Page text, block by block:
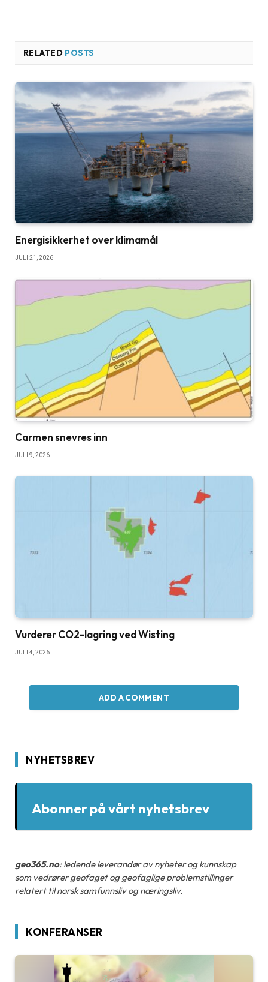
RELATED POSTS
Energisikkerhet over klimamål
JULI 21, 2026
Carmen snevres inn
JULI 9, 2026
Vurderer CO2-lagring ved Wisting
JULI 4, 2026
ADD A COMMENT
NYHETSBREV
Abonner på vårt nyhetsbrev
geo365.no: ledende leverandør av nyheter og kunnskap
som vedrører geofaget og geofaglige problemstillinger
relatert til norsk samfunnsliv og næringsliv.
KONFERANSER